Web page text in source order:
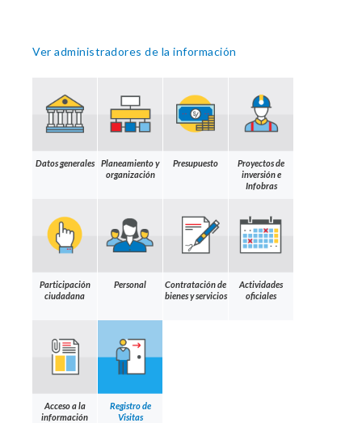
Ver administradores de la información
Datos generales
Planeamiento y
organización
Presupuesto
Proyectos de
inversión e
Infobras
Participación
ciudadana
Personal
Contratación de
bienes y servicios
Actividades
oficiales
Acceso a la
información
Registro de
Visitas